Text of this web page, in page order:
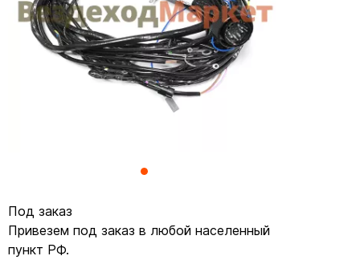
Под заказ
Привезем под заказ в любой населенный
пункт РФ.